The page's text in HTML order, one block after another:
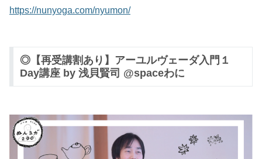
https://nunyoga.com/nyumon/
◎【再受講割あり】アーユルヴェーダ入門１
Day講座 by 浅貝賢司 @spaceわに